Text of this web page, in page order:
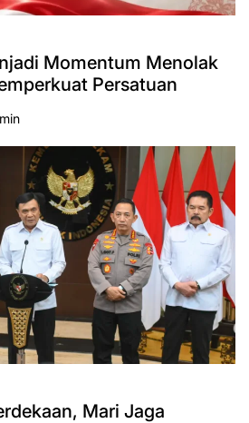
Momentum Menolak
Persatuan
Mari Jaga